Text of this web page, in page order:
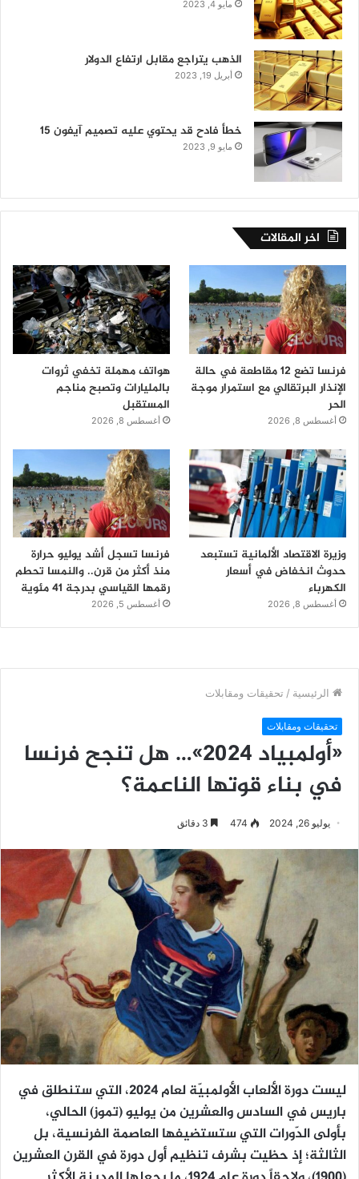
مايو 4, 2023
الذهب يتراجع مقابل ارتفاع الدولار
أبريل 19, 2023
خطأ فادح قد يحتوي عليه تصميم آيفون 15
مايو 9, 2023
اخر المقالات
فرنسا تضع 12 مقاطعة في حالة
الإنذار البرتقالي مع استمرار موجة
الحر
أغسطس 8, 2026
هواتف مهملة تخفي ثروات
بالمليارات وتصبح مناجم
المستقبل
أغسطس 8, 2026
وزيرة الاقتصاد الألمانية تستبعد
حدوث انخفاض في أسعار
الكهرباء
أغسطس 8, 2026
فرنسا تسجل أشد يوليو حرارة
منذ أكثر من قرن.. والنمسا تحطم
رقمها القياسي بدرجة 41 مئوية
أغسطس 5, 2026